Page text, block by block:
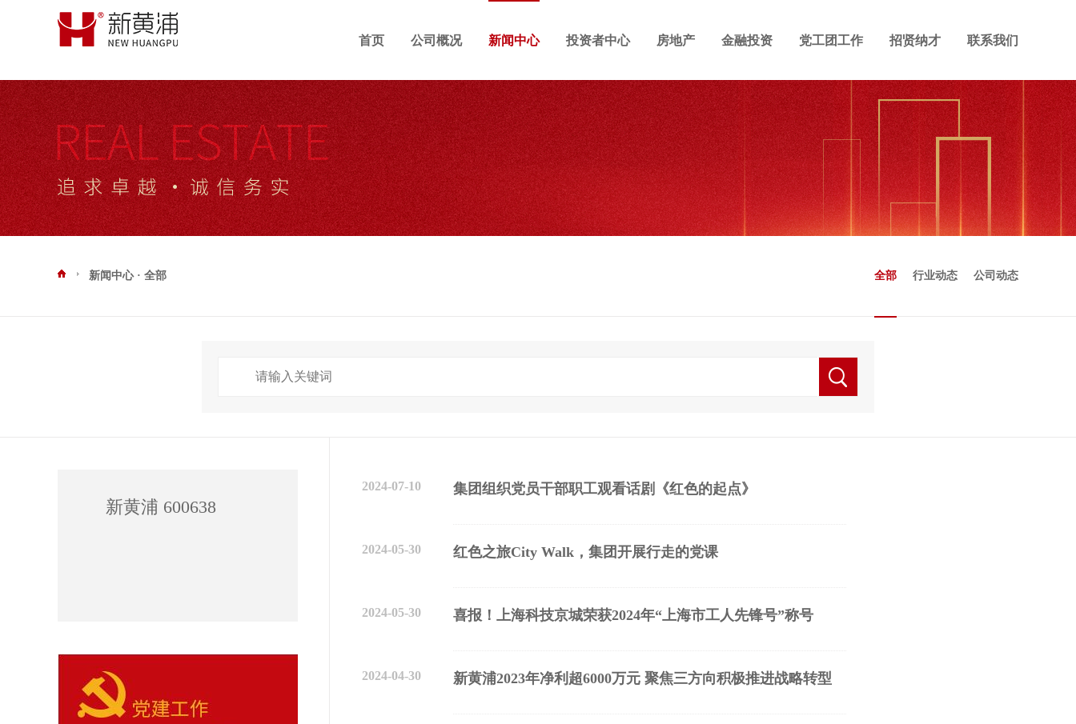
首页 公司概况 新闻中心 投资者中心 房地产 金融投资 党工团工作 招贤纳才 联系我们
新闻中心 · 全部 全部 行业动态 公司动态
新黄浦 600638
2024-07-10 集团组织党员干部职工观看话剧《红色的起点》
2024-05-30 红色之旅City Walk，集团开展行走的党课
2024-05-30 喜报！上海科技京城荣获2024年“上海市工人先锋号”称号
2024-04-30 新黄浦2023年净利超6000万元 聚焦三方向积极推进战略转型